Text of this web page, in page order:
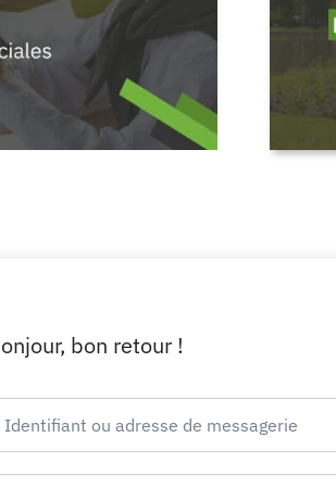
bon retour !